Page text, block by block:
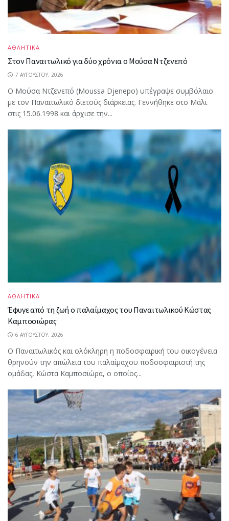
ΑΘΛΗΤΙΚΑ
Στον Παναιτωλικό για δύο χρόνια ο Μούσα Ντζενεπό
7 ΑΥΓΟΎΣΤΟΥ, 2026
Ο Μούσα Ντζενεπό (Moussa Djenepo) υπέγραψε συμβόλαιο
με τον Παναιτωλικό διετούς διάρκειας. Γεννήθηκε στο Μάλι
στις 15.06.1998 και άρχισε την...
ΑΘΛΗΤΙΚΑ
Έφυγε από τη ζωή ο παλαίμαχος του Παναιτωλικού Κώστας
Καμποσιώρας
6 ΑΥΓΟΎΣΤΟΥ, 2026
Ο Παναιτωλικός και ολόκληρη η ποδοσφαιρική του οικογένεια
θρηνούν την απώλεια του παλαίμαχου ποδοσφαιριστή της
ομάδας, Κώστα Καμποσιώρα, ο οποίος...